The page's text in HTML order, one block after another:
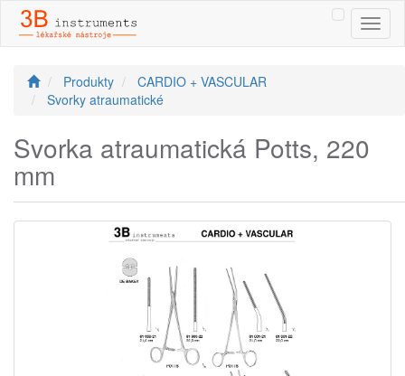
Produkty
CARDIO + VASCULAR
Svorky atraumatické
Svorka atraumatická Potts, 220
mm